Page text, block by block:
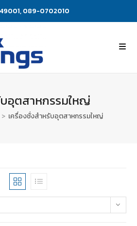
089-0702010
อุตสาหกรรมใหญ่
> เครื่องชั่งสำหรับอุตสาหกรรมใหญ่